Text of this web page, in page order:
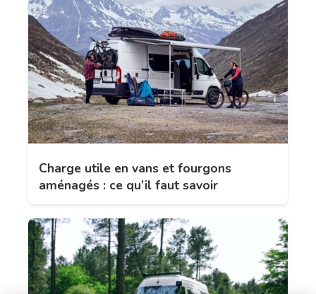
Charge utile en vans et fourgons
aménagés : ce qu’il faut savoir